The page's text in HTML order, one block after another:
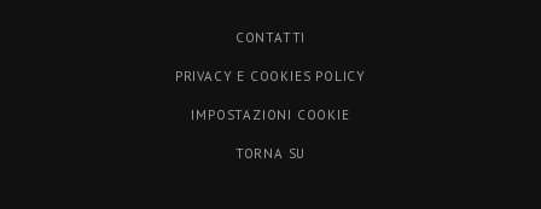
CONTATTI
PRIVACY E COOKIES POLICY
IMPOSTAZIONI COOKIE
TORNA SU